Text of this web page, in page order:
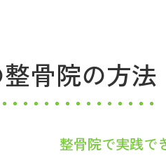
骨院の方法
整骨院で実践で